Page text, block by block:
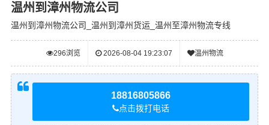
温州到漳州物流公司
温州到漳州物流公司_温州到漳州货运_温州至漳州物流专线
296浏览 2026-08-04 19:23:07 温州物流
18816805866
点击拨打电话